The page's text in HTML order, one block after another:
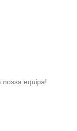
nossa equipa!